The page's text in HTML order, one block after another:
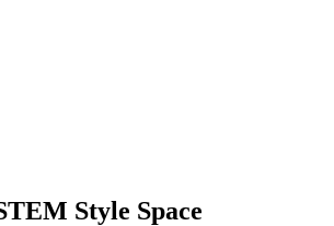
Style Space